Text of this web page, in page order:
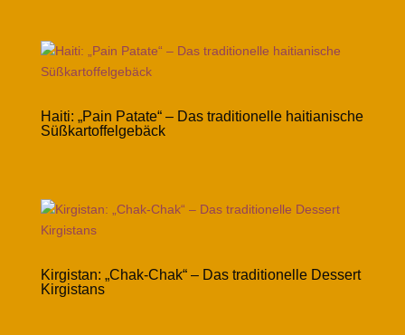
Haiti: „Pain Patate“ – Das traditionelle haitianische
Süßkartoffelgebäck
Kirgistan: „Chak-Chak“ – Das traditionelle Dessert
Kirgistans